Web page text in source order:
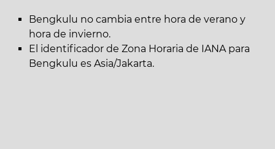
Bengkulu no cambia entre hora de verano y
hora de invierno.
El identificador de Zona Horaria de IANA para
Bengkulu es Asia/Jakarta.